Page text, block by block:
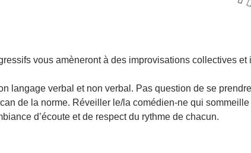
vous amèneront à des improvisations collectives et
langage verbal et non verbal. Pas question de se
de la norme. Réveiller le/la comédien-ne qui
d’écoute et de respect du rythme de chacun.